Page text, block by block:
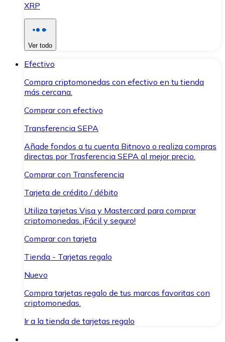
XRP
Ver todo
Efectivo
Compra criptomonedas con efectivo en tu tienda
más cercana.
Comprar con efectivo
Transferencia SEPA
Añade fondos a tu cuenta Bitnovo o realiza compras
directas por Trasferencia SEPA al mejor precio.
Comprar con Transferencia
Tarjeta de crédito / débito
Utiliza tarjetas Visa y Mastercard para comprar
criptomonedas. ¡Fácil y seguro!
Comprar con tarjeta
Tienda - Tarjetas regalo
Nuevo
Compra tarjetas regalo de tus marcas favoritas con
criptomonedas.
Ir a la tienda de tarjetas regalo